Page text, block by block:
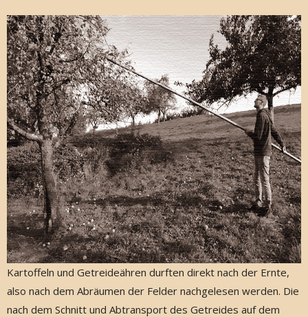
Kartoffeln und Getreideähren durften direkt nach der Ernte,
also nach dem Abräumen der Felder nachgelesen werden. Die
nach dem Schnitt und Abtransport des Getreides auf dem